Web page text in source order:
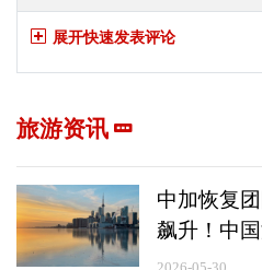
展开快速发表评论
旅游资讯
中加恢复
飙升！中